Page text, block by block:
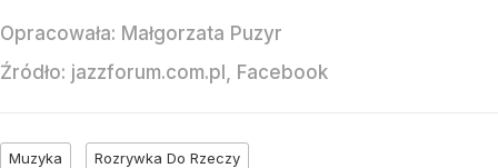
Opracowała: Małgorzata Puzyr
Źródło: jazzforum.com.pl, Facebook
Muzyka Rozrywka Do Rzeczy